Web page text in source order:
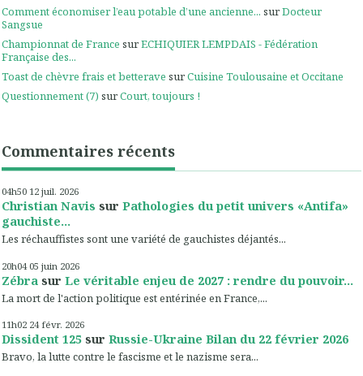
Comment économiser l’eau potable d’une ancienne... surDocteur
Sangsue
Championnat de France surECHIQUIER LEMPDAIS - Fédération
Française des...
Toast de chèvre frais et betterave surCuisine Toulousaine et Occitane
Questionnement (7) surCourt, toujours !
Commentaires récents
04h50 12 juil. 2026
Christian Navis sur Pathologies du petit univers «Antifa»
gauchiste...
Les réchauffistes sont une variété de gauchistes déjantés...
20h04 05 juin 2026
Zébra sur Le véritable enjeu de 2027 : rendre du pouvoir...
La mort de l'action politique est entérinée en France,...
11h02 24 févr. 2026
Dissident 125 sur Russie-Ukraine Bilan du 22 février 2026
Bravo, la lutte contre le fascisme et le nazisme sera...